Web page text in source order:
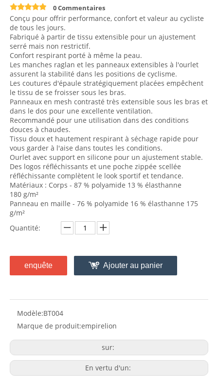
0 Commentaires
Conçu pour offrir performance, confort et valeur au cycliste
de tous les jours.
Fabriqué à partir de tissu extensible pour un ajustement
serré mais non restrictif.
Confort respirant porté à même la peau.
Les manches raglan et les panneaux extensibles à l'ourlet
assurent la stabilité dans les positions de cyclisme.
Les coutures d'épaule stratégiquement placées empêchent
le tissu de se froisser sous les bras.
Panneaux en mesh contrasté très extensible sous les bras et
dans le dos pour une excellente ventilation.
Recommandé pour une utilisation dans des conditions
douces à chaudes.
Tissu doux et hautement respirant à séchage rapide pour
vous garder à l'aise dans toutes les conditions.
Ourlet avec support en silicone pour un ajustement stable.
Des logos réfléchissants et une poche zippée scellée
réfléchissante complètent le look sportif et tendance.
Matériaux : Corps - 87 % polyamide 13 % élasthanne
180 g/m²
Panneau en maille - 76 % polyamide 16 % élasthanne 175
g/m²
Quantité:
enquête Ajouter au panier
Modèle:BT004
Marque de produit:empirelion
sur:
En vertu d'un: